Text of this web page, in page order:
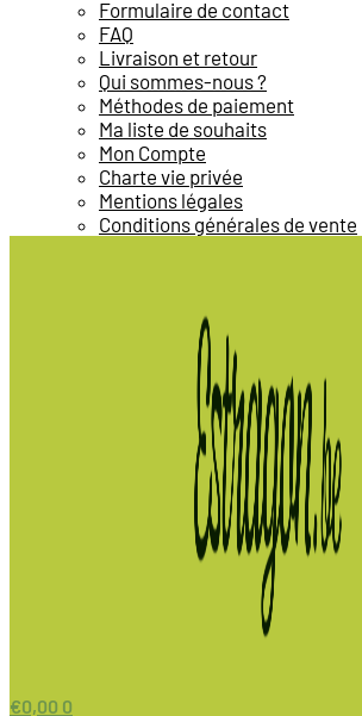
Formulaire de contact
FAQ
Livraison et retour
Qui sommes-nous ?
Méthodes de paiement
Ma liste de souhaits
Mon Compte
Charte vie privée
Mentions légales
Conditions générales de vente
€0,00 0